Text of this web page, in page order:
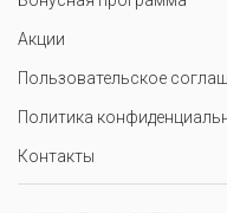
Акции
Пользовательское
Политика
Контакты